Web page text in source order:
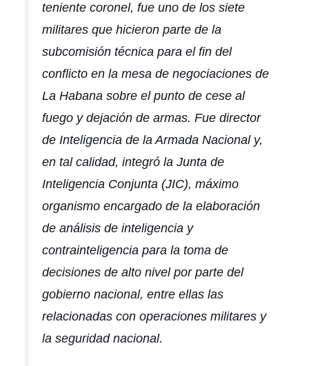
teniente coronel, fue uno de los siete
militares que hicieron parte de la
subcomisión técnica para el fin del
conflicto en la mesa de negociaciones de
La Habana sobre el punto de cese al
fuego y dejación de armas. Fue director
de Inteligencia de la Armada Nacional y,
en tal calidad, integró la Junta de
Inteligencia Conjunta (JIC), máximo
organismo encargado de la elaboración
de análisis de inteligencia y
contrainteligencia para la toma de
decisiones de alto nivel por parte del
gobierno nacional, entre ellas las
relacionadas con operaciones militares y
la seguridad nacional.